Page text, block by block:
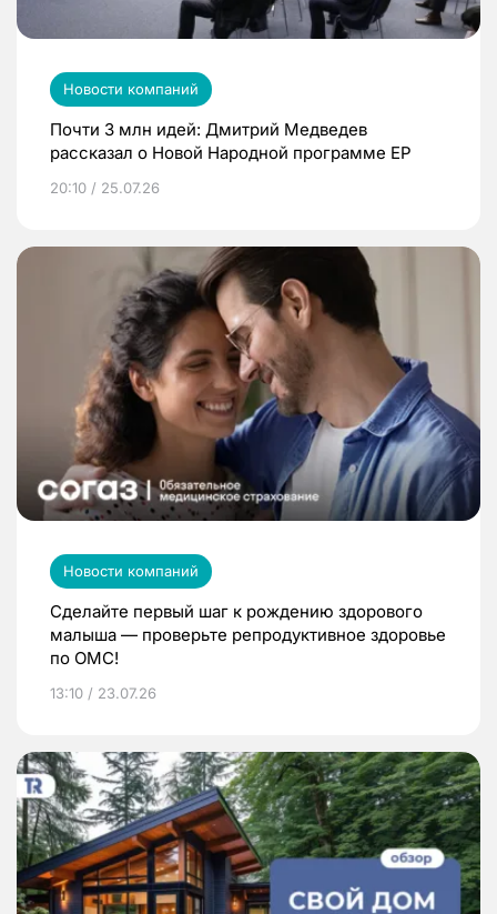
Новости компаний
Почти 3 млн идей: Дмитрий Медведев
рассказал о Новой Народной программе ЕР
20:10 / 25.07.26
Новости компаний
Сделайте первый шаг к рождению здорового
малыша — проверьте репродуктивное здоровье
по ОМС!
13:10 / 23.07.26